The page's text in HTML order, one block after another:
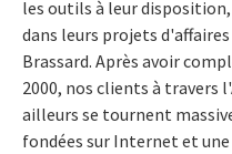
les outils à leur
dans leurs projets
Brassard. Après avoir
2000, nos clients à travers
ailleurs se tournent
fondées sur Internet et